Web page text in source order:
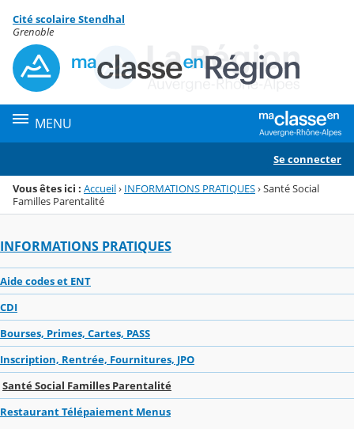
Menu de la rubrique
Contenu
Cité scolaire Stendhal
Grenoble
MENU
Se connecter
Vous êtes ici : Accueil› INFORMATIONS PRATIQUES›Santé Social
Familles Parentalité
INFORMATIONS PRATIQUES
Aide codes et ENT
CDI
Bourses, Primes, Cartes, PASS
Inscription, Rentrée, Fournitures, JPO
Santé Social Familles Parentalité
Restaurant Télépaiement Menus